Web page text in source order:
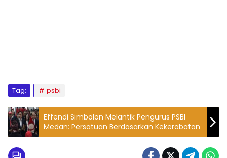
Tag: psbi
Effendi Simbolon Melantik Pengurus PSBI
Medan: Persatuan Berdasarkan Kekerabatan